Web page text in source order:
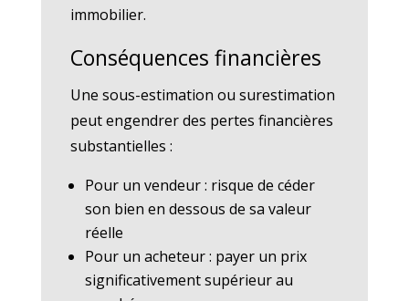
immobilier.
Conséquences financières
Une sous-estimation ou surestimation
peut engendrer des pertes financières
substantielles :
Pour un vendeur : risque de céder
son bien en dessous de sa valeur
réelle
Pour un acheteur : payer un prix
significativement supérieur au